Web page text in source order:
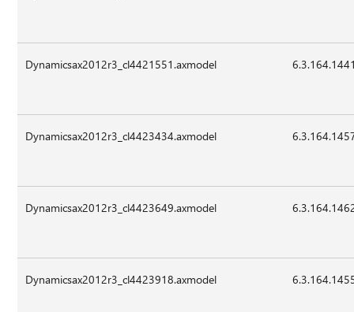
Dynamicsax2012r3_cl4421551.axmodel
Dynamicsax2012r3_cl4423434.axmodel
Dynamicsax2012r3_cl4423649.axmodel
Dynamicsax2012r3_cl4423918.axmodel